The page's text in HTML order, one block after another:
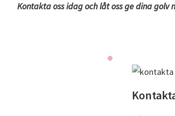
Kontakta oss idag och låt oss ge dina golv